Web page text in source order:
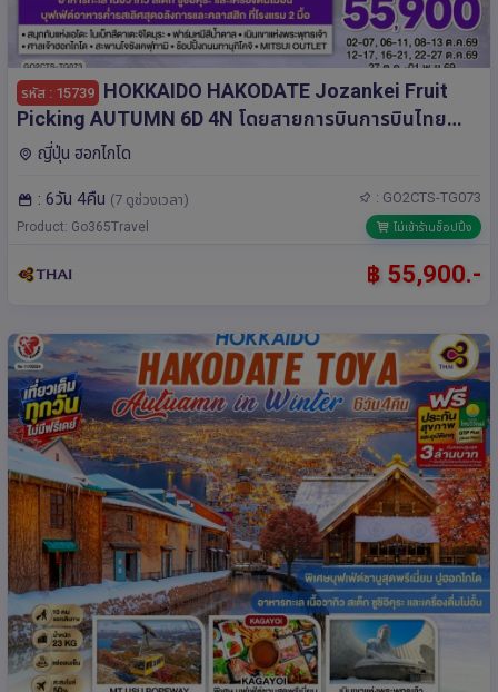
รหัส : 15739 HOKKAIDO HAKODATE Jozankei Fruit
Picking AUTUMN 6D 4N โดยสายการบินการบินไทย
[TG]ญี่ปุ่น ฮอกไกโด
: 6วัน 4คืน (7 ดูช่วงเวลา) : GO2CTS-TG073
Product: Go365Travel ไม่เข้าร้านช็อปปิ้ง
฿ 55,900.-